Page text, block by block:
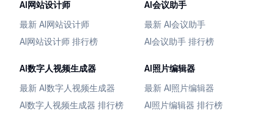
AI网站设计师
最新 AI网站设计师
AI网站设计师 排行榜
AI会议助手
最新 AI会议助手
AI会议助手 排行榜
AI数字人视频生成器
最新 AI数字人视频生成器
AI数字人视频生成器 排行榜
AI照片编辑器
最新 AI照片编辑器
AI照片编辑器 排行榜